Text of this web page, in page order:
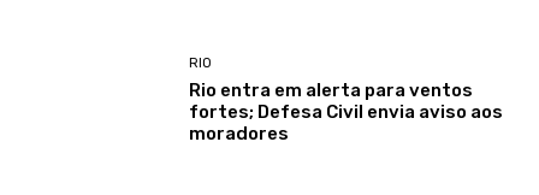
RIO
Rio entra em alerta para ventos
fortes; Defesa Civil envia aviso aos
moradores